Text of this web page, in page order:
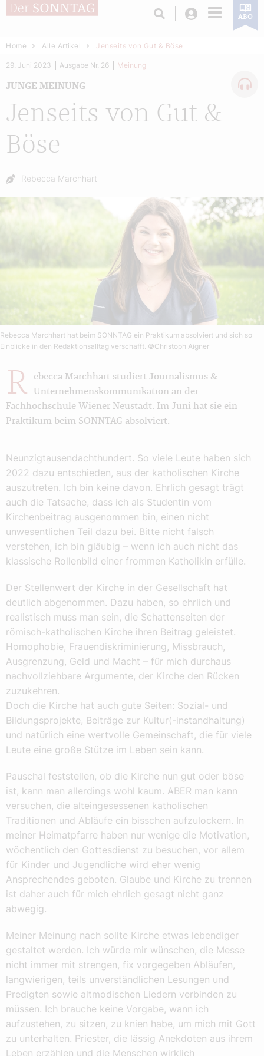
Login ABO
Home Alle Artikel Jenseits von Gut & Böse
Jenseits von Gut &
Böse
JUNGE MEINUNG
29. Juni 2023 Ausgabe Nr. 26 Meinung
Autor:
Rebecca Marchhart
Rebecca Marchhart hat beim SONNTAG ein Praktikum absolviert und sich so
Einblicke in den Redaktionsalltag verschafft. ©Christoph Aigner
R
ebecca Marchhart studiert Journalismus &
Unternehmens­kommunikation an der
Fachhochschule Wiener Neustadt. Im Juni hat sie ein
Praktikum beim SONNTAG absolviert.
Neunzigtausendachthundert. So viele Leute haben sich
2022 dazu entschieden, aus der katholischen Kirche
auszutreten. Ich bin keine davon. Ehrlich gesagt trägt
auch die Tatsache, dass ich als Studentin vom
Kirchenbeitrag ausgenommen bin, einen nicht
unwesentlichen Teil dazu bei. Bitte nicht falsch
verstehen, ich bin gläubig – wenn ich auch nicht das
klassische Rollenbild einer frommen Katholikin erfülle.
Der Stellenwert der Kirche in der Gesellschaft hat
deutlich abgenommen. Dazu haben, so ehrlich und
realistisch muss man sein, die Schattenseiten der
römisch-katholischen Kirche ihren Beitrag geleistet.
Homophobie, Frauendiskriminierung, Missbrauch,
Ausgrenzung, Geld und Macht – für mich durchaus
nachvollziehbare Argumente, der Kirche den Rücken
zuzukehren.
Doch die Kirche hat auch gute Seiten: Sozial- und
Bildungsprojekte, Beiträge zur Kultur(-instandhaltung)
und natürlich eine wertvolle Gemeinschaft, die für viele
Leute eine große Stütze im Leben sein kann.
Pauschal feststellen, ob die Kirche nun gut oder böse
ist, kann man allerdings wohl kaum. ABER man kann
versuchen, die alteingesessenen katholischen
Traditionen und Abläufe ein bisschen aufzulockern. In
meiner Heimatpfarre haben nur wenige die Motivation,
wöchentlich den Gottesdienst zu besuchen, vor allem
für Kinder und Jugendliche wird eher wenig
Ansprechendes geboten. Glaube und Kirche zu trennen
ist daher auch für mich ehrlich gesagt nicht ganz
abwegig.
Meiner Meinung nach sollte Kirche etwas lebendiger
gestaltet werden. Ich würde mir wünschen, die Messe
nicht immer mit strengen, fix vorgegeben Abläufen,
langwierigen, teils unverständlichen Lesungen und
Predigten sowie altmodischen Liedern verbinden zu
müssen. Ich brauche keine Vorgabe, wann ich
aufzustehen, zu sitzen, zu knien habe, um mich mit Gott
zu unterhalten. Priester, die lässig Anekdoten aus ihrem
Leben erzählen und die Menschen wirklich